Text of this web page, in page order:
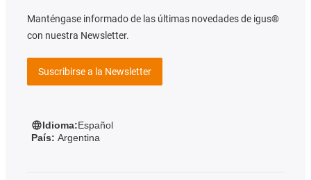
Manténgase informado de las últimas novedades de igus®
con nuestra Newsletter.
Suscribirse a la Newsletter
Idioma:Español
País: Argentina